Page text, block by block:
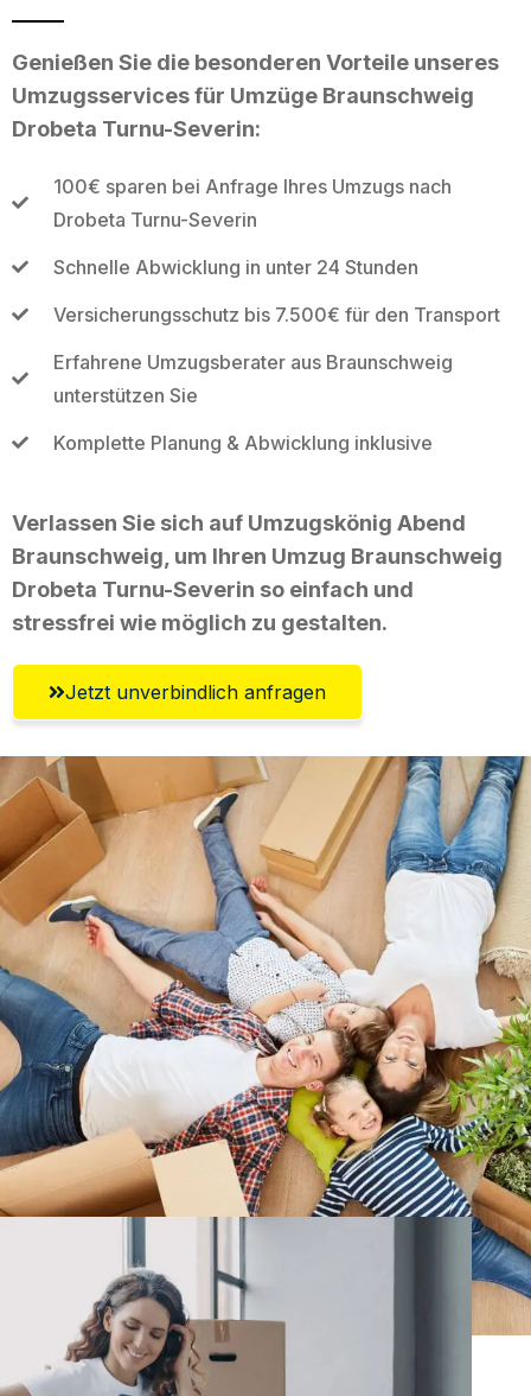
Genießen Sie die besonderen Vorteile unseres
Umzugsservices für Umzüge Braunschweig
Drobeta Turnu-Severin:
100€ sparen bei Anfrage Ihres Umzugs nach
Drobeta Turnu-Severin
Schnelle Abwicklung in unter 24 Stunden
Versicherungsschutz bis 7.500€ für den Transport
Erfahrene Umzugsberater aus Braunschweig
unterstützen Sie
Komplette Planung & Abwicklung inklusive
Verlassen Sie sich auf Umzugskönig Abend
Braunschweig, um Ihren Umzug Braunschweig
Drobeta Turnu-Severin so einfach und
stressfrei wie möglich zu gestalten.
Jetzt unverbindlich anfragen